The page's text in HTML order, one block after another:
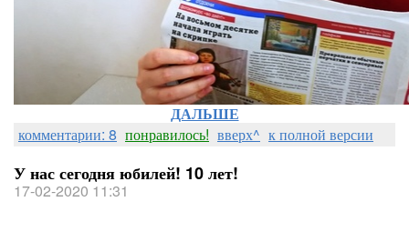
ДАЛЬШЕ
комментарии: 8 понравилось! вверх^ к полной версии
У нас сегодня юбилей! 10 лет!
17-02-2020 11:31